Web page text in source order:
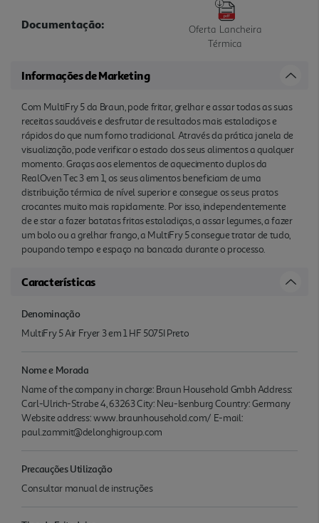
Documentação:
Oferta Lancheira
Térmica
Informações de Marketing
Com MultiFry 5 da Braun, pode fritar, grelhar e assar todas as suas
receitas saudáveis e desfrutar de resultados mais estaladiços e
rápidos do que num forno tradicional. Através da prática janela de
visualização, pode verificar o estado dos seus alimentos a qualquer
momento. Graças aos elementos de aquecimento duplos da
RealOven Tec 3 em 1, os seus alimentos beneficiam de uma
distribuição térmica de nível superior e consegue os seus pratos
crocantes muito mais rapidamente. Por isso, independentemente
de e star a fazer batatas fritas estaladiças, a assar legumes, a fazer
um bolo ou a grelhar frango, a MultiFry 5 consegue tratar de tudo,
poupando tempo e espaço na bancada durante o processo.
Características
Denominação
MultiFry 5 Air Fryer 3 em 1 HF 5075I Preto
Nome e Morada
Name of the company in charge: Braun Household Gmbh Address:
Carl-Ulrich-Strabe 4, 63263 City: Neu-Isenburg Country: Germany
Website address: www.braunhousehold.com/ E-mail:
paul.zammit@delonghigroup.com
Precauções Utilização
Consultar manual de instruções